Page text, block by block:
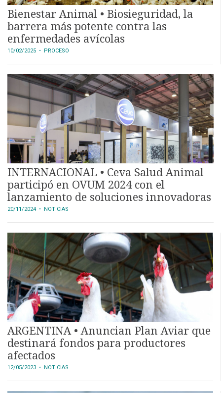
SMARTPHONE
Bienestar Animal • Biosieguridad, la
barrera más potente contra las
enfermedades avícolas
10/02/2025 • PROCESO
INTERNACIONAL • Ceva Salud Animal
participó en OVUM 2024 con el
lanzamiento de soluciones innovadoras
20/11/2024 • NOTICIAS
ARGENTINA • Anuncian Plan Aviar que
destinará fondos para productores
afectados
12/05/2023 • NOTICIAS